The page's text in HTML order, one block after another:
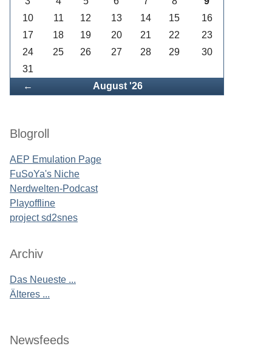
← August '26
10
11 12 13 14 15
16
17
18 19 20 21 22
23
24
25 26 27 28 29
30
31
Blogroll
AEP Emulation Page
FuSoYa's Niche
Nerdwelten-Podcast
Playoffline
project sd2snes
Archiv
Das Neueste ...
Älteres ...
Newsfeeds